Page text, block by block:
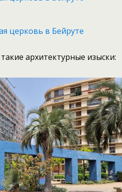
архитектурные изыски: